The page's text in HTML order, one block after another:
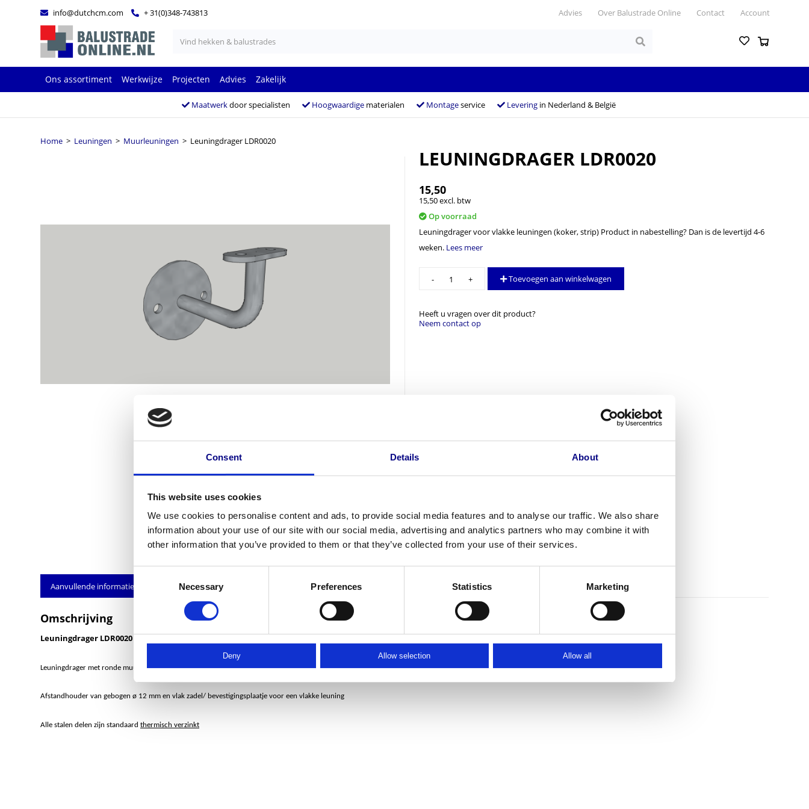
Consent Details About
This website uses cookies
We use cookies to personalise content and ads, to provide social media features and to analyse our traffic. We also share
information about your use of our site with our social media, advertising and analytics partners who may combine it with
other information that you’ve provided to them or that they’ve collected from your use of their services.
Consent
Selection
Necessary Preferences Statistics Marketing
Deny Allow selection Allow all
info@dutchcm.com + 31(0)348-743813 Advies Over Balustrade Online Contact Account
Ons assortiment Werkwijze Projecten Advies Zakelijk
Maatwerkdoor specialisten Hoogwaardigematerialen Montageservice Leveringin Nederland & België
Home > Leuningen > Muurleuningen > Leuningdrager LDR0020
LEUNINGDRAGER LDR0020
15,50
15,50 excl. btw
Op voorraad
Leuningdrager voor vlakke leuningen (koker, strip) Product in nabestelling? Dan is de levertijd 4-6
weken. Lees meer
Leuningdrager
Toevoegen aan winkelwagen
Heeft u vragen over dit product?
Neem contact op
Aanvullende informatie
Omschrijving
Leuningdrager LDR0020
Leuningdrager met ronde muurplaat ø 70×5 mm met 2 bevestigingsgaten
Afstandhouder van gebogen ø 12 mm en vlak zadel/ bevestigingsplaatje voor een vlakke leuning
Alle stalen delen zijn standaard thermisch verzinkt